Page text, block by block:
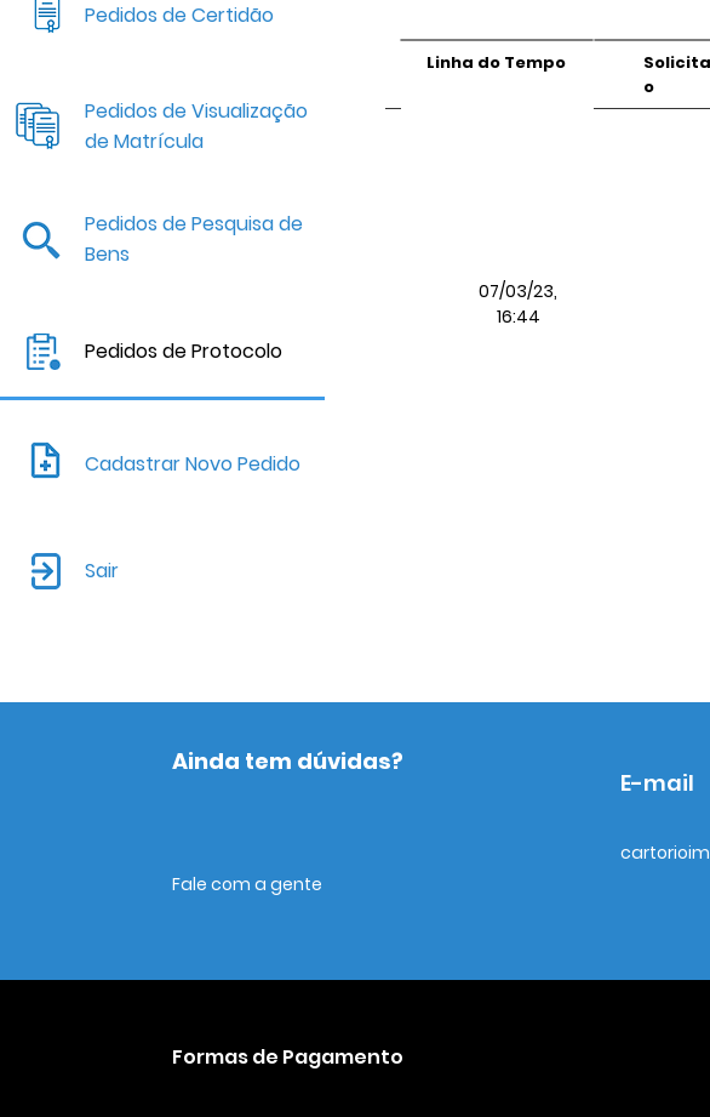
Pedidos de Certidão
Pedidos de Visualização
de Matrícula
Pedidos de Pesquisa de
Bens
Pedidos de Protocolo
Cadastrar Novo Pedido
Sair
Linha do Tempo
o
07/03/23,
16:44
Ainda tem dúvidas?
Fale com a gente
E-mail
Formas de Pagamento